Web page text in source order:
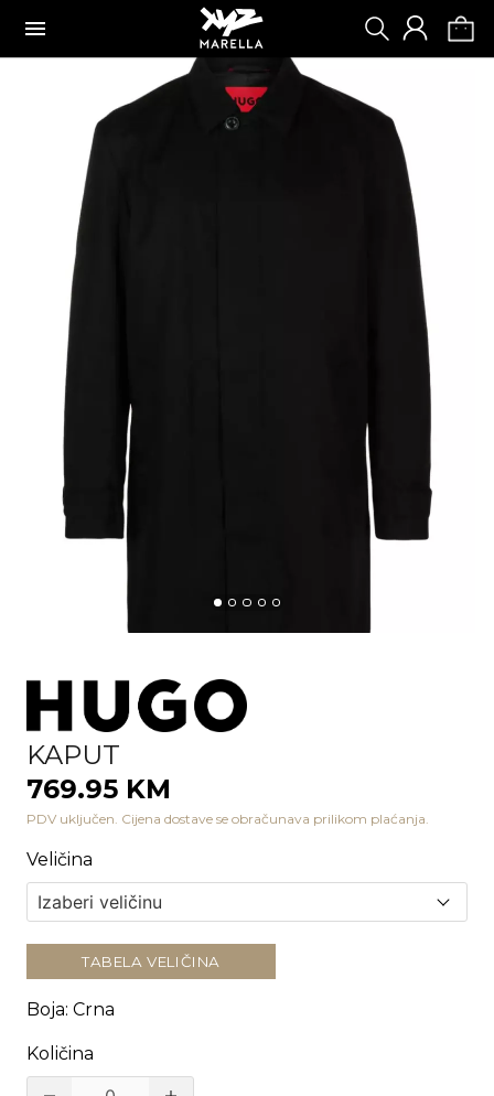
KAPUT
769.95 KM
PDV uključen. Cijena dostave se obračunava prilikom plaćanja.
Veličina
TABELA VELIČINA
Boja: Crna
Količina